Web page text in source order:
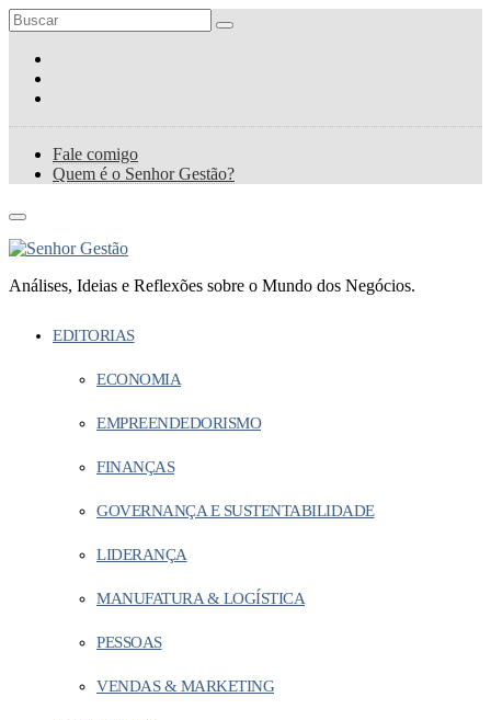
Fale comigo
Quem é o Senhor Gestão?
Análises, Ideias e Reflexões sobre o Mundo dos Negócios.
EDITORIAS
ECONOMIA
EMPREENDEDORISMO
FINANÇAS
GOVERNANÇA E SUSTENTABILIDADE
LIDERANÇA
MANUFATURA & LOGÍSTICA
PESSOAS
VENDAS & MARKETING